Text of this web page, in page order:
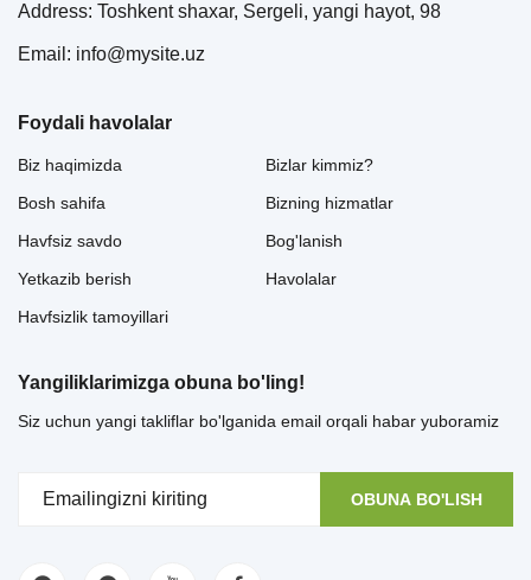
Address: Toshkent shaxar, Sergeli, yangi hayot, 98
Email: info@mysite.uz
Foydali havolalar
Biz haqimizda
Bosh sahifa
Havfsiz savdo
Yetkazib berish
Havfsizlik tamoyillari
Bizlar kimmiz?
Bizning hizmatlar
Bog'lanish
Havolalar
Yangiliklarimizga obuna bo'ling!
Siz uchun yangi takliflar bo'lganida email orqali habar yuboramiz
OBUNA BO'LISH